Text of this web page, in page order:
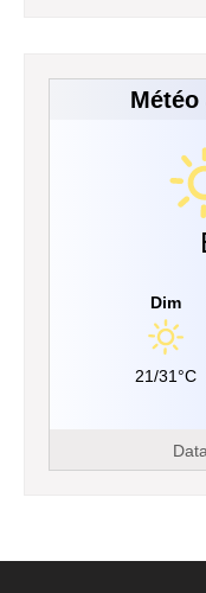
Dim
21/31°C